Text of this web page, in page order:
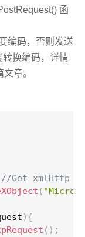
函
编码，否则发送
转换编码，详情
章。
//Get xmlHttp
(
) {
( ) ;